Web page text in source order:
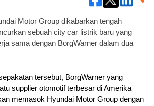
Motor Group dikabarkan tengah
sebuah city car listrik baru yang
sama dengan BorgWarner dalam dua
tersebut, BorgWarner yang
supplier otomotif terbesar di Amerika
memasok Hyundai Motor Group dengan